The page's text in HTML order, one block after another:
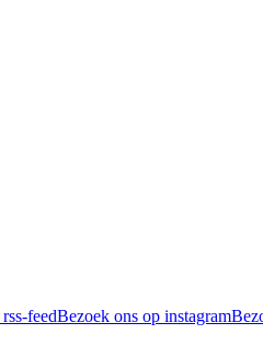
feedBezoek ons op instagram